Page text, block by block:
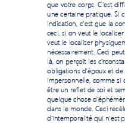
que votre corps. C’est
une certaine pratique. Si
indication, c’est que la
ceci, si on veut le
veut le localiser
nécessairement. Ceci peut
là, on perçoit les
obligations d’époux et de
impersonnelle, comme si
être un reflet de soi et
quelque chose
dans le monde. Ceci
d’intemporalité qui n’est